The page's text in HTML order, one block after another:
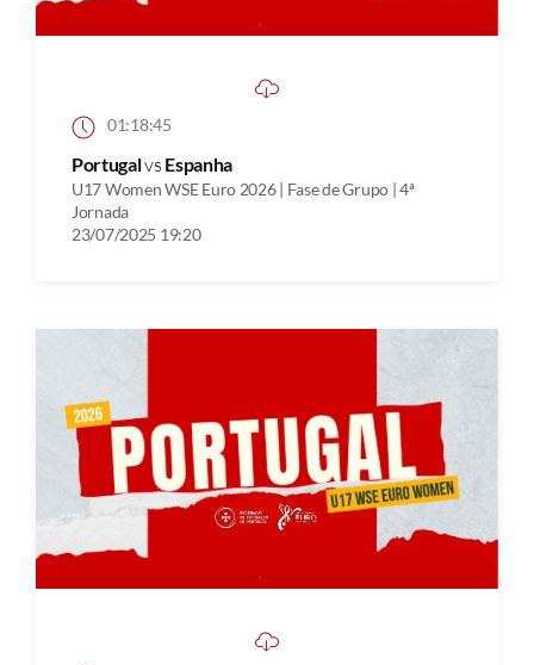
01:18:45
Portugalvs Espanha
U17 Women WSE Euro 2026 | Fase de Grupo | 4ª
Jornada
23/07/2025 19:20